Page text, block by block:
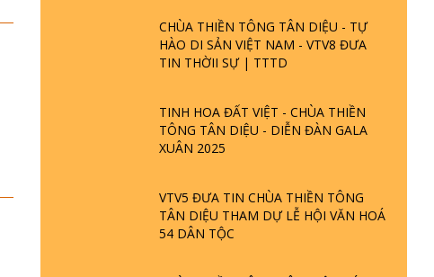
CHÙA THIỀN TÔNG TÂN DIỆU - TỰ
HÀO DI SẢN VIỆT NAM - VTV8 ĐƯA
TIN THỜII SỰ | TTTD
TINH HOA ĐẤT VIỆT - CHÙA THIỀN
TÔNG TÂN DIỆU - DIỄN ĐÀN GALA
XUÂN 2025
VTV5 ĐƯA TIN CHÙA THIỀN TÔNG
TÂN DIỆU THAM DỰ LỄ HỘI VĂN HOÁ
54 DÂN TỘC